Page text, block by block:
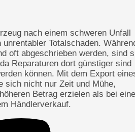
nach einem schweren Unfall
Totalschaden.
oft abgeschrieben werden, sind
Reparaturen dort günstiger sind
können. Mit dem Export
sich nicht nur Zeit und Mühe,
Betrag erzielen als bei
Händlerverkauf.